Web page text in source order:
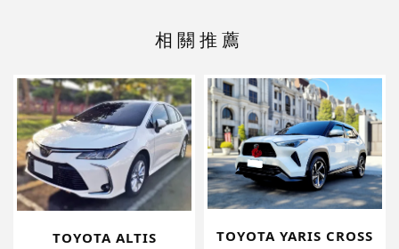
TOYOTA ALTIS TOYOTA YARIS CROSS